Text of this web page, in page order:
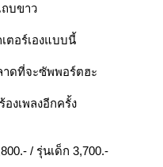
บขาว
ตอร์เองแบบนี้
าดที่จะซัพพอร์ตฮะ
งเพลงอีกครั้ง
/ รุ่นเด็ก 3,700.-